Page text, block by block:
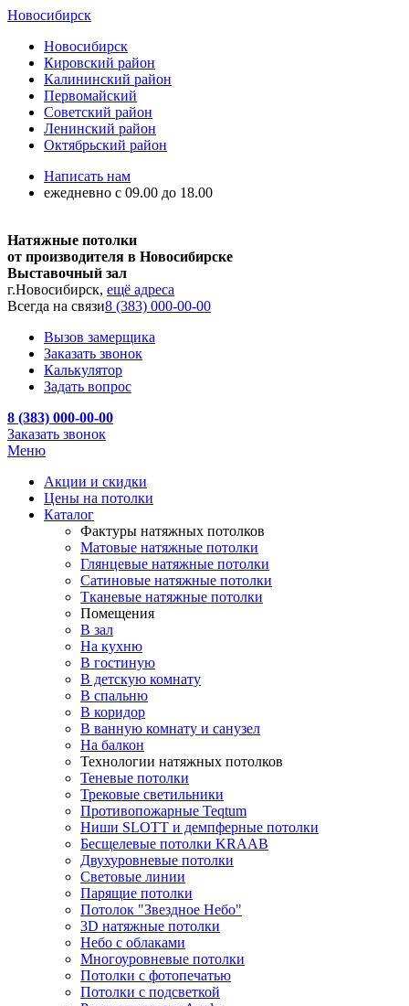
Новосибирск
Новосибирск
Кировский район
Калининский район
Первомайский
Советский район
Ленинский район
Октябрьский район
Написать нам
ежедневно с 09.00 до 18.00
Натяжные потолки
от производителя в Новосибирске
Выставочный зал
г.Новосибирск, ещё адреса
Всегда на связи8 (383) 000-00-00
Вызов замерщика
Заказать звонок
Калькулятор
Задать вопрос
8 (383) 000-00-00
Заказать звонок
Меню
Акции и скидки
Цены на потолки
Каталог
Фактуры натяжных потолков
Матовые натяжные потолки
Глянцевые натяжные потолки
Сатиновые натяжные потолки
Тканевые натяжные потолки
Помещения
В зал
На кухню
В гостиную
В детскую комнату
В спальню
В коридор
В ванную комнату и санузел
На балкон
Технологии натяжных потолков
Теневые потолки
Трековые светильники
Противопожарные Teqtum
Ниши SLOTT и демпферные потолки
Бесщелевые потолки KRAAB
Двухуровневые потолки
Световые линии
Парящие потолки
Потолок "Звездное Небо"
3D натяжные потолки
Небо с облаками
Многоуровневые потолки
Потолки с фотопечатью
Потолки с подсветкой